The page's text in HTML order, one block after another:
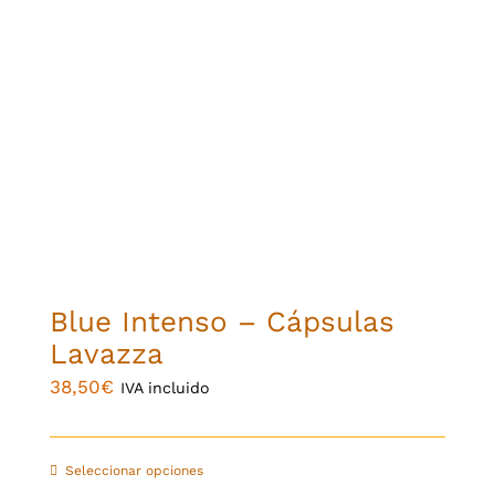
Blue Intenso – Cápsulas
Lavazza
38,50€ IVA incluido
Seleccionar opciones